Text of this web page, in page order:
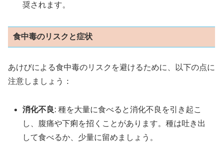
奨されます。
食中毒のリスクと症状
あけびによる食中毒のリスクを避けるために、以下の点に
注意しましょう：
消化不良: 種を大量に食べると消化不良を引き起こ
し、腹痛や下痢を招くことがあります。種は吐き出
して食べるか、少量に留めましょう。